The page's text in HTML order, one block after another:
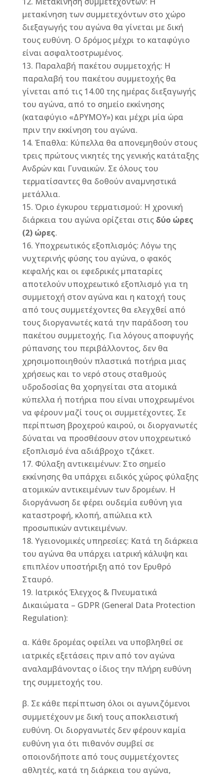
μετακίνηση των συμμετεχόντων στο χώρο
διεξαγωγής του αγώνα θα γίνεται με δική
τους ευθύνη. Ο δρόμος μέχρι το καταφύγιο
είναι ασφαλτοστρωμένος.
Παραλαβή πακέτου συμμετοχής: Η
παραλαβή του πακέτου συμμετοχής θα
γίνεται από τις 14.00 της ημέρας διεξαγωγής
του αγώνα, από το σημείο εκκίνησης
(καταφύγιο «ΔΡΥΜΟΥ») και μέχρι μία ώρα
πριν την εκκίνηση του αγώνα.
Έπαθλα: Κύπελλα θα απονεμηθούν στους
τρεις πρώτους νικητές της γενικής κατάταξης
Ανδρών και Γυναικών. Σε όλους του
τερματίσαντες θα δοθούν αναμνηστικά
μετάλλια.
Όριο έγκυρου τερματισμού: Η χρονική
διάρκεια του αγώνα ορίζεται στις δύο ώρες
(2) ώρες.
Υποχρεωτικός εξοπλισμός: Λόγω της
νυχτερινής φύσης του αγώνα, ο φακός
κεφαλής και οι εφεδρικές μπαταρίες
αποτελούν υποχρεωτικό εξοπλισμό για τη
συμμετοχή στον αγώνα και η κατοχή τους
από τους συμμετέχοντες θα ελεγχθεί από
τους διοργανωτές κατά την παράδοση του
πακέτου συμμετοχής. Για λόγους αποφυγής
ρύπανσης του περιβάλλοντος, δεν θα
χρησιμοποιηθούν πλαστικά ποτήρια μιας
χρήσεως και το νερό στους σταθμούς
υδροδοσίας θα χορηγείται στα ατομικά
κύπελλα ή ποτήρια που είναι υποχρεωμένοι
να φέρουν μαζί τους οι συμμετέχοντες. Σε
περίπτωση βροχερού καιρού, οι διοργανωτές
δύναται να προσθέσουν στον υποχρεωτικό
εξοπλισμό ένα αδιάβροχο τζάκετ.
Φύλαξη αντικειμένων: Στο σημείο
εκκίνησης θα υπάρχει ειδικός χώρος φύλαξης
ατομικών αντικειμένων των δρομέων. Η
διοργάνωση δε φέρει ουδεμία ευθύνη για
καταστροφή, κλοπή, απώλεια κτλ
προσωπικών αντικειμένων.
Υγειονομικές υπηρεσίες: Κατά τη διάρκεια
του αγώνα θα υπάρχει ιατρική κάλυψη και
επιπλέον υποστήριξη από τον Ερυθρό
Σταυρό.
Ιατρικός Έλεγχος & Πνευματικά
Δικαιώματα – GDPR (General Data Protection
Regulation):
α. Κάθε δρομέας οφείλει να υποβληθεί σε
ιατρικές εξετάσεις πριν από τον αγώνα
αναλαμβάνοντας ο ίδιος την πλήρη ευθύνη
της συμμετοχής του.
β. Σε κάθε περίπτωση όλοι οι αγωνιζόμενοι
συμμετέχουν με δική τους αποκλειστική
ευθύνη. Οι διοργανωτές δεν φέρουν καμία
ευθύνη για ότι πιθανόν συμβεί σε
οποιονδήποτε από τους συμμετέχοντες
αθλητές, κατά τη διάρκεια του αγώνα,